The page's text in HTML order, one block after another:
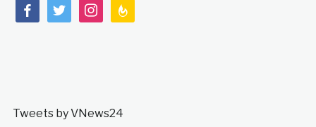
facebooktwitterinstagramfeedburner
Tweets by VNews24